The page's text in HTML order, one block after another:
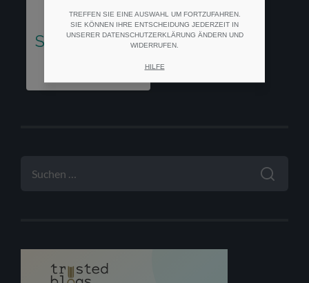
NACH:
TREFFEN SIE EINE AUSWAHL UM FORTZUFAHREN.
SIE KÖNNEN IHRE ENTSCHEIDUNG JEDERZEIT IN
UNSERER DATENSCHUTZERKLÄRUNG ÄNDERN UND
WIDERRUFEN.
HILFE